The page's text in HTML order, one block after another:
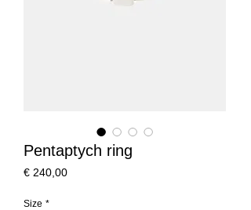
Pentaptych ring
€ 240,00Price
Size *